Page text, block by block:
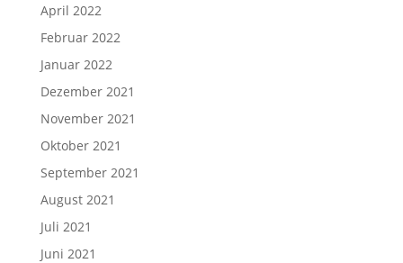
April 2022
Februar 2022
Januar 2022
Dezember 2021
November 2021
Oktober 2021
September 2021
August 2021
Juli 2021
Juni 2021